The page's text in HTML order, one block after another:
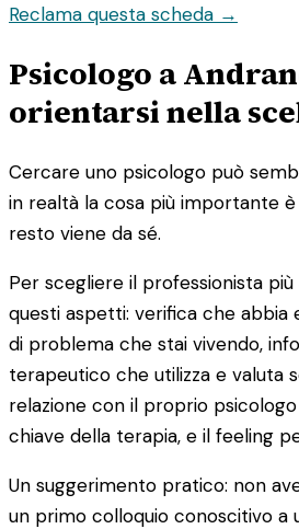
Reclama questa scheda →
Psicologo a
orientarsi nella
Cercare uno psicologo può
in realtà la cosa più importante
resto viene da sé.
Per scegliere il professionista
questi aspetti: verifica che abbia
di problema che stai vivendo,
terapeutico che utilizza e valuta
relazione con il proprio
chiave della terapia, e il feeling
Un suggerimento pratico: non
un primo colloquio conoscitivo a